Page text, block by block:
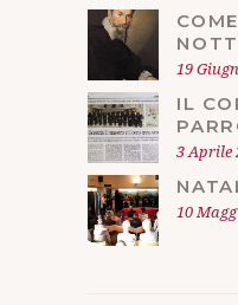
19
IL
3 Aprile
10